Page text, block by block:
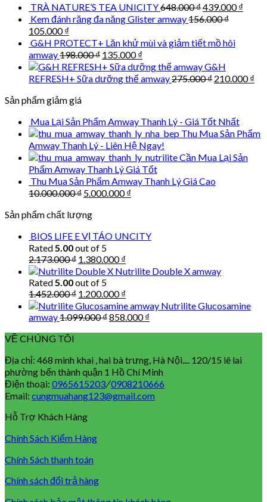
TRÀ NATURE’S TEA UNICITY648.000₫Original
price
648.000 ₫.
439.000₫
Kem đánh răng đa năng Glister amway156.000₫
Original
price
was:
156.000 ₫.
105.000₫
price
is:
105.000 ₫.
G&H PROTECT+ Lăn khử mùi và giảm tiết mồ hôi
amway198.000₫ Original
price
was:
135.000₫
price
is:
G&H
REFRESH+ Sữa dưỡng thể amway275.000₫ Original
210.000₫
Sản phẩm giảm giá
Mua Lại Sản Phẩm Amway Thanh Lý - Giá Tốt Nhất
Thu Mua Sản Phẩm
Amway Thanh Lý - Liên Hệ Ngay!
Cần Mua Lại Sản
Phẩm Amway Thanh Lý Giá Tốt
Thu Mua Sản Phẩm Amway Thanh Lý Giá Cao
10.000.000₫ Original
was:
5.000.000₫
Sản phẩm chất lượng
BIOS LIFE E VỊ TÁO UNCITY
Rated5.00out of 5
2.173.000₫ Original
price
was:
2.173.000 ₫.
1.380.000₫
price
Nutrilite Double X amway
Rated5.00out of 5
1.452.000₫ Original
price
was:
1.200.000₫
price
is:
Nutrilite Glucosamine
amway1.099.000₫Original
858.000₫
VỀ CHÚNG TÔI
Địa chỉ: 468 minh khai , hai bà trưng, Hà Nội.... 120/15 lê lai
phường bến thành quận 1 Hồ Chí Minh
Điện thoại: 0965615203/0908210666
Email: cungmuahang123@gmail.com
Hỗ Trợ Khách Hàng
Chính Sách Kiểm Hàng
Chính Sách thanh toán
Chính sách đổi trả hàng